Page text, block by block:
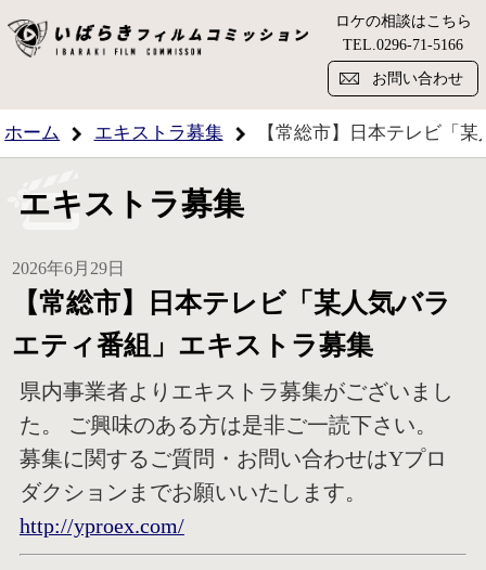
い
ロケの相談はこちら
TEL.0296-71-5166
お問い合わせ
ホーム エキストラ募集 【常総市】日本テレビ「
エキストラ募集
2026年6月29日
【常総市】日本テレビ「某人気バラ
エティ番組」エキストラ募集
県内事業者よりエキストラ募集がございまし
た。 ご興味のある方は是非ご一読下さい。
募集に関するご質問・お問い合わせはYプロ
ダクションまでお願いいたします。
http://yproex.com/